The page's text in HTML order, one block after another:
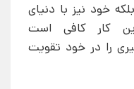
خود نیز با دنیای
کار کافی است
را در خود تقویت